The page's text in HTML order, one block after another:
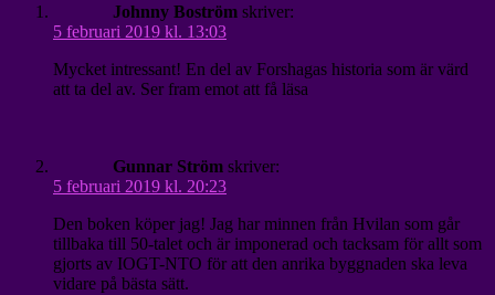
Johnny Boström skriver:
5 februari 2019 kl. 13:03
Mycket intressant! En del av Forshagas historia som är värd
att ta del av. Ser fram emot att få läsa
Gunnar Ström skriver:
5 februari 2019 kl. 20:23
Den boken köper jag! Jag har minnen från Hvilan som går
tillbaka till 50-talet och är imponerad och tacksam för allt som
gjorts av IOGT-NTO för att den anrika byggnaden ska leva
vidare på bästa sätt.